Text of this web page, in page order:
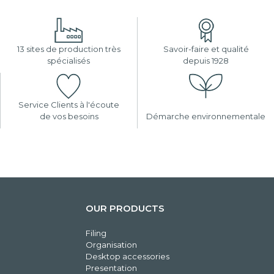
13 sites de production très
spécialisés
Savoir-faire et qualité
depuis 1928
Service Clients à l'écoute
de vos besoins
Démarche environnementale
OUR PRODUCTS
Filing
Organisation
Desktop accessories
Presentation